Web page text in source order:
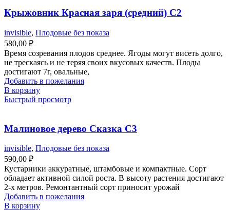
Крыжовник Красная заря (средний) С2
invisible, Плодовые без показа
580,00 ₽
Время созревания плодов среднее. Ягоды могут висеть долго,
не трескаясь и не теряя своих вкусовых качеств. Плоды
достигают 7г, овальные,
Добавить в пожелания
В корзину
Быстрый просмотр
Малиновое дерево Сказка С3
invisible, Плодовые без показа
590,00 ₽
Кустарники аккуратные, штамбовые и компактные. Сорт
обладает активной силой роста. В высоту растения достигают
2-х метров. Ремонтантный сорт приносит урожай
Добавить в пожелания
В корзину